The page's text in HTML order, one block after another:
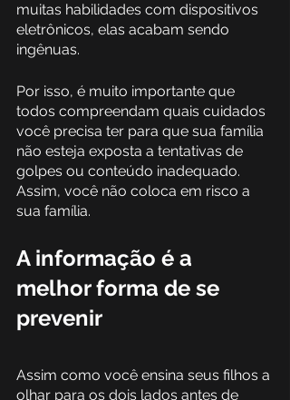
muitas habilidades com dispositivos
eletrônicos, elas acabam sendo
ingênuas.
Por isso, é muito importante que
todos compreendam quais cuidados
você precisa ter para que sua família
não esteja exposta a tentativas de
golpes ou conteúdo inadequado.
Assim, você não coloca em risco a
sua família.
A informação é a
melhor forma de se
prevenir
Assim como você ensina seus filhos a
olhar para os dois lados antes de